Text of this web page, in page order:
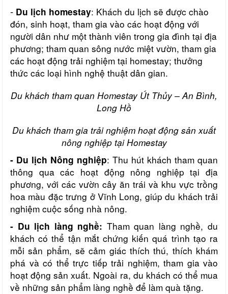
- Du lịch homestay: Khách du lịch sẽ được chào
đón, sinh hoạt, tham gia vào các hoạt động với
người dân như một thành viên trong gia đình tại địa
phương; tham quan sông nước miệt vườn, tham gia
các hoạt động trải nghiệm tại homestay; thưởng
thức các loại hình nghệ thuật dân gian.
Du khách tham quan Homestay Út Thủy – An Bình,
Long Hồ
Du khách tham gia trải nghiệm hoạt động sản xuất
nông nghiệp tại Homestay
- Du lịch Nông nghiệp: Thu hút khách tham quan
thông qua các hoạt động nông nghiệp tại địa
phương, với các vườn cây ăn trái và khu vực trồng
hoa màu đặc trưng ở Vĩnh Long, giúp du khách trải
nghiệm cuộc sống nhà nông.
- Du lịch làng nghề: Tham quan làng nghề, du
khách có thể tận mắt chứng kiến quá trình tạo ra
mỗi sản phẩm, sẽ cảm giác thích thú, thích khám
phá và có thể trực tiếp trải nghiệm, tham gia vào
hoạt động sản xuất. Ngoài ra, du khách có thể mua
về những sản phẩm làng nghề để làm quà tặng.